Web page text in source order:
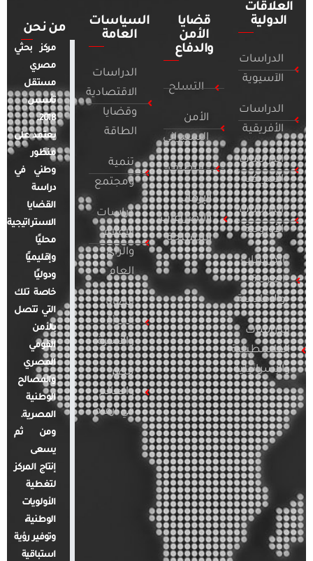
العلاقات
الدولية
الدراسات
الآسيوية
الدراسات
الأفريقية
الدراسات
الأمريكية
الدراسات
الأوروبية
الدراسات
العربية
والإقليمية
الدراسات
الفلسطينية
والإسرائيلية
قضايا
الأمن
والدفاع
التسلح
الأمن
السيبراني
التطرف
الإرهاب
والصراعات
المسلحة
السياسات
العامة
الدراسات
الاقتصادية
وقضايا
الطاقة
تنمية
ومجتمع
دراسات
الإعلام
والرأي
العام
قضايا
المرأة
والأسرة
مصر
والعالم
في أرقام
من نحن
مركز بحثي
مصري
مستقل
تأسس
2018.
يعتمد على
منظور
وطني في
دراسة
القضايا
الاستراتيجية
محليًا
وإقليميًا
ودوليًا
خاصة تلك
التي تتصل
بالأمن
القومي
المصري
والمصالح
الوطنية
المصرية.
ومن ثم
يسعى
إنتاج المركز
لتغطية
الأولويات
الوطنية،
وتوفير رؤية
استباقية